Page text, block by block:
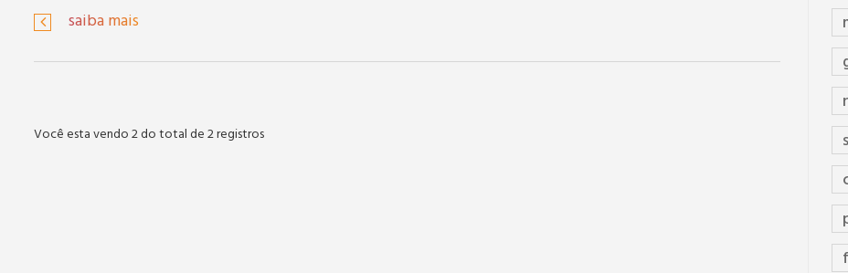
saiba mais
Você esta vendo 2 do total de 2 registros